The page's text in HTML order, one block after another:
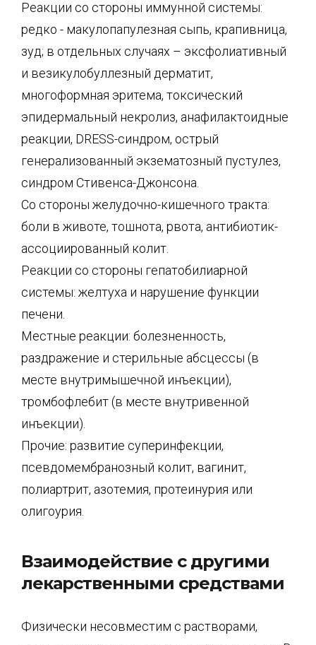
Реакции со стороны иммунной системы:
редко - макулопапулезная сыпь, крапивница,
зуд; в отдельных случаях – эксфолиативный
и везикулобуллезный дерматит,
многоформная эритема, токсический
эпидермальный некролиз, анафилактоидные
реакции, DRESS-синдром, острый
генерализованный экзематозный пустулез,
синдром Стивенса-Джонсона.
Со стороны желудочно-кишечного тракта:
боли в животе, тошнота, рвота, антибиотик-
ассоциированный колит.
Реакции со стороны гепатобилиарной
системы: желтуха и нарушение функции
печени.
Местные реакции: болезненность,
раздражение и стерильные абсцессы (в
месте внутримышечной инъекции),
тромбофлебит (в месте внутривенной
инъекции).
Прочие: развитие суперинфекции,
псевдомембранозный колит, вагинит,
полиартрит, азотемия, протеинурия или
олигоурия.
Взаимодействие с другими
лекарственными средствами
Физически несовместим с растворами,